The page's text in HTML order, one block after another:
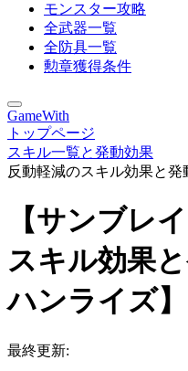
モンスター攻略
全武器一覧
全防具一覧
勲章獲得条件
GameWith
トップページ
スキル一覧と発動効果
反動軽減のスキル効果と発
【サンブレ
スキル効果
ハンライズ】
最終更新: